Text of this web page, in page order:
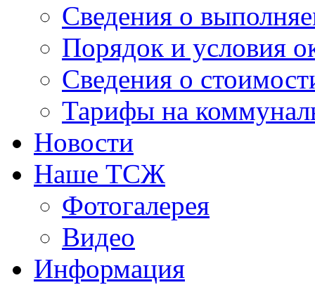
Сведения о
Порядок и условия
Сведения о
Тарифы на
Новости
Наше ТСЖ
Фотогалерея
Видео
Информация